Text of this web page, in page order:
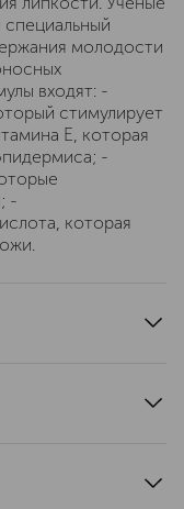
молодости
входят: -
стимулирует
Е, которая
-
-
которая
P053038
умывания на